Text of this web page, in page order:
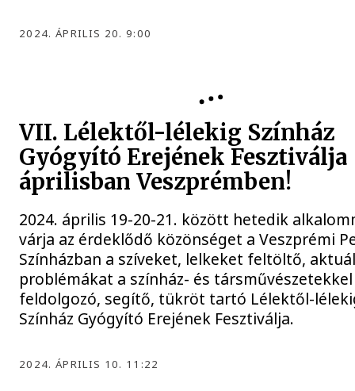
2024. ÁPRILIS 20. 9:00
VII. Lélektől-lélekig Színház
Gyógyító Erejének Fesztiválja
áprilisban Veszprémben!
2024. április 19-20-21. között hetedik
várja az érdeklődő közönséget a Veszprémi
Színházban a szíveket, lelkeket feltöltő,
problémákat a színház- és társművészetekkel
feldolgozó, segítő, tükröt tartó Lélektől-
Színház Gyógyító Erejének Fesztiválja.
2024. ÁPRILIS 10. 11:22